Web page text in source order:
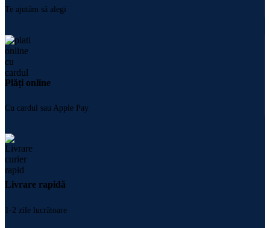
Te ajutăm să alegi
Plăți online
Cu cardul sau Apple Pay
Livrare rapidă
1-2 zile lucrătoare